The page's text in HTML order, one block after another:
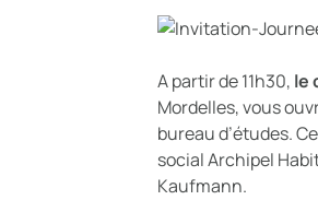
A partir de 11h30, le
Mordelles, vous
bureau d’études.
social Archipel
Kaufmann.